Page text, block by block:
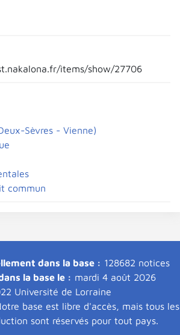
items/show/27706
Sèvres - Vienne)
commun
dans la base : 128682 notices
la base le : mardi 4 août 2026
Université de Lorraine
base est libre d'accès, mais tous les
sont réservés pour tout pays.